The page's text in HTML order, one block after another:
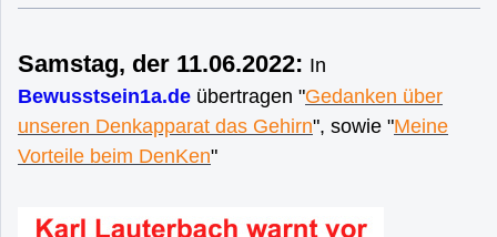
Samstag, der 11.06.2022: In
Bewusstsein1a.de übertragen "Gedanken über
unseren Denkapparat das Gehirn", sowie "Meine
Vorteile beim DenKen"